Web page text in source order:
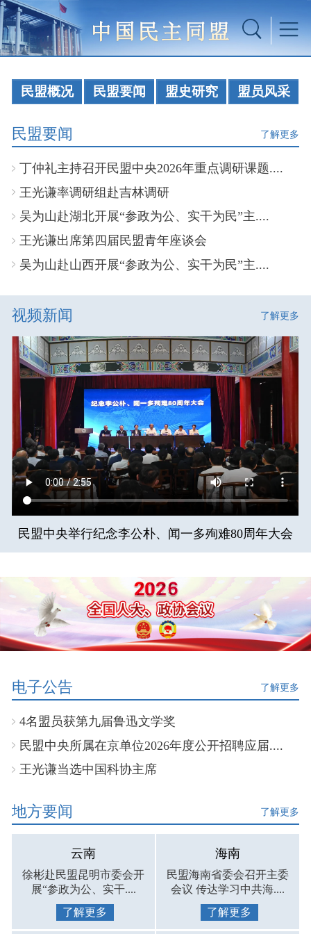
民盟概况 民盟要闻 盟史研究 盟员风采
民盟要闻 了解更多
丁仲礼主持召开民盟中央2026年重点调研课题....
王光谦率调研组赴吉林调研
吴为山赴湖北开展“参政为公、实干为民”主....
王光谦出席第四届民盟青年座谈会
吴为山赴山西开展“参政为公、实干为民”主....
视频新闻 了解更多
民盟中央举行纪念李公朴、闻一多殉难80周年大会
电子公告 了解更多
4名盟员获第九届鲁迅文学奖
民盟中央所属在京单位2026年度公开招聘应届....
王光谦当选中国科协主席
地方要闻 了解更多
云南
徐彬赴民盟昆明市委会开
展“参政为公、实干....
了解更多
海南
民盟海南省委会召开主委
会议 传达学习中共海....
了解更多